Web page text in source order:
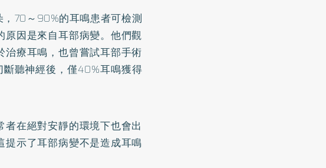
70～90%的耳鳴患者可檢測
因是來自耳部病變。他們觀
療耳鳴，也曾嘗試耳部手術
聽神經後，僅40%耳鳴獲得
在絕對安靜的環境下也會出
示了耳部病變不是造成耳鳴